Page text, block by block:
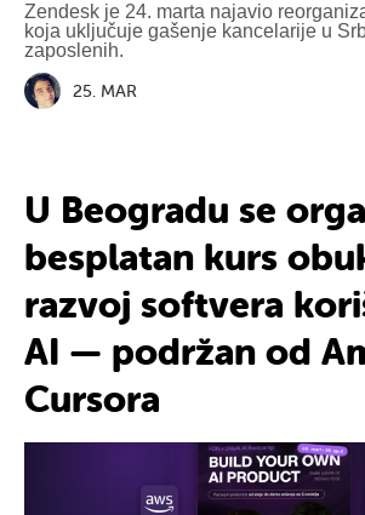
Zendesk je 24. marta najavio
koja uključuje gašenje kancelarije u
zaposlenih.
25. MAR
U Beogradu se
besplatan kurs
razvoj softvera
AI — podržan od
Cursora